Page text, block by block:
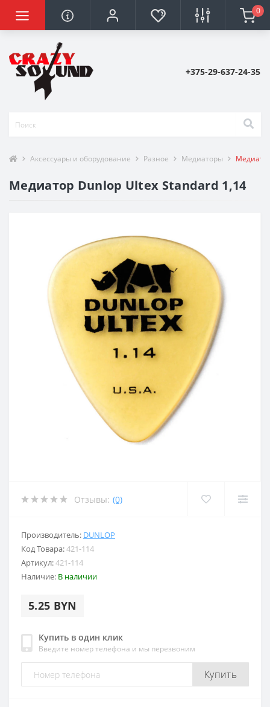
0
+375-29-637-24-35
Аксессуары и оборудование Разное Медиаторы
Медиатор Dunlop Ultex Standard 1,14
Отзывы: (0)
Производитель: DUNLOP
Код Товара:421-114
Артикул:421-114
Наличие: В наличии
5.25 BYN
Купить в один клик
Введите номер телефона и мы перезвоним
Купить